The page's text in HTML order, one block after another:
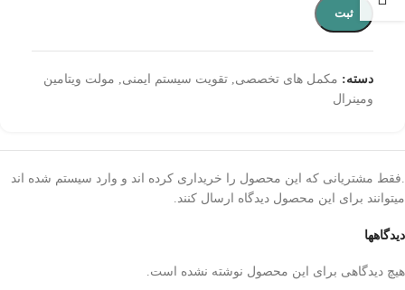
ثبت
دسته: مکمل های تخصصی تقویت سیستم ایمنی
مولت ویتامین
ومینرال
دیدگاهها
هیچ دیدگاهی برای این محصول نوشته نشده است.
.فقط مشتریانی که این محصول را خریداری کرده اند و وارد سیستم شده اند
میتوانند برای این محصول دیدگاه ارسال کنند.